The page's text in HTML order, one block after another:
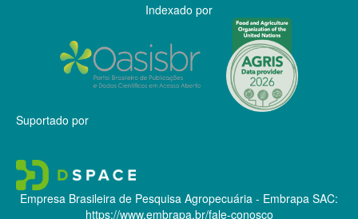
Indexado por
Suportado por
Empresa Brasileira de Pesquisa Agropecuária - Embrapa SAC:
https://www.embrapa.br/fale-conosco